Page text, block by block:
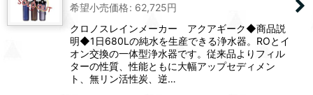
希望小売価格: 62,725円
クロノスレインメーカー アクアギーク◆商品説
明◆1日680Lの純水を生産できる浄水器。ROとイ
オン交換の一体型浄水器です。従来品よりフィル
ターの性質、性能ともに大幅アップセディメン
ト、無リン活性炭、逆…